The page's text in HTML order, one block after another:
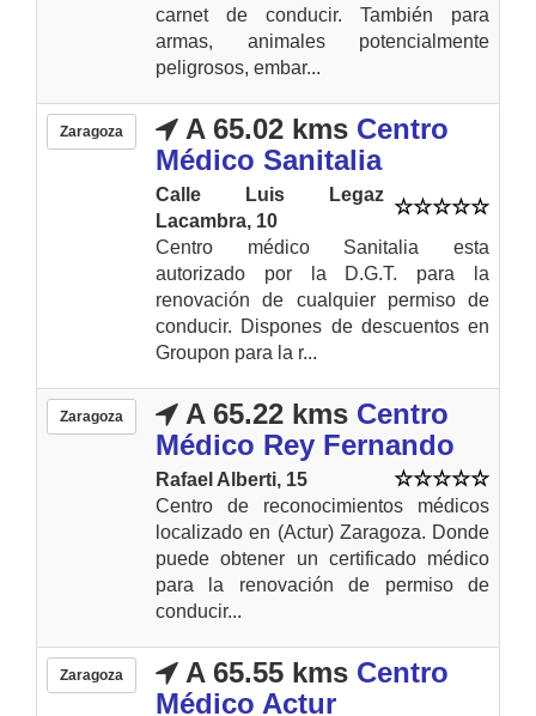
carnet de conducir. También para
armas, animales potencialmente
peligrosos, embar...
Zaragoza A 65.02 kms Centro
Médico Sanitalia
Calle Luis Legaz
Lacambra, 10
Centro médico Sanitalia esta
autorizado por la D.G.T. para la
renovación de cualquier permiso de
conducir. Dispones de descuentos en
Groupon para la r...
Zaragoza A 65.22 kms Centro
Médico Rey Fernando
Rafael Alberti, 15
Centro de reconocimientos médicos
localizado en (Actur) Zaragoza. Donde
puede obtener un certificado médico
para la renovación de permiso de
conducir...
Zaragoza A 65.55 kms Centro
Médico Actur